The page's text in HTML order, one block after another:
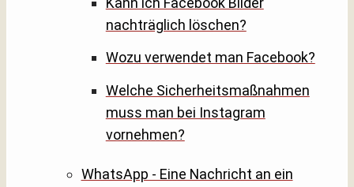
nachträglich löschen?
Wozu verwendet man Facebook?
Welche Sicherheitsmaßnahmen
muss man bei Instagram
vornehmen?
WhatsApp - Eine Nachricht an ein